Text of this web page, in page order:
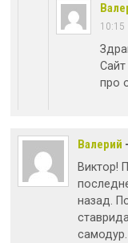
10:15
про
Валерий -
Виктор!
назад.